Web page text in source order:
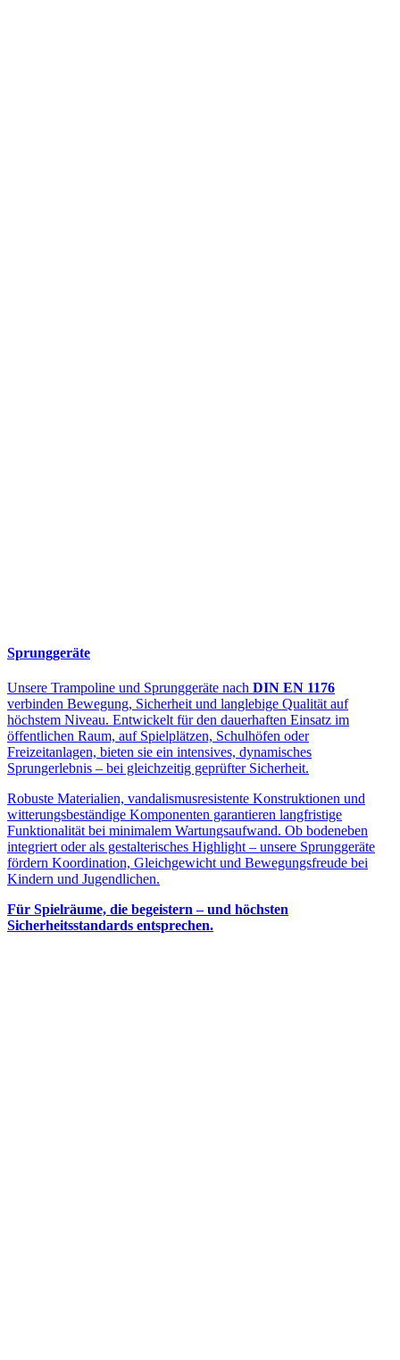
Sprunggeräte
Unsere Trampoline und Sprunggeräte nach DIN EN 1176
verbinden Bewegung, Sicherheit und langlebige Qualität auf
höchstem Niveau. Entwickelt für den dauerhaften Einsatz im
öffentlichen Raum, auf Spielplätzen, Schulhöfen oder
Freizeitanlagen, bieten sie ein intensives, dynamisches
Sprungerlebnis – bei gleichzeitig geprüfter Sicherheit.
Robuste Materialien, vandalismusresistente Konstruktionen und
witterungsbeständige Komponenten garantieren langfristige
Funktionalität bei minimalem Wartungsaufwand. Ob bodeneben
integriert oder als gestalterisches Highlight – unsere Sprunggeräte
fördern Koordination, Gleichgewicht und Bewegungsfreude bei
Kindern und Jugendlichen.
Für Spielräume, die begeistern – und höchsten
Sicherheitsstandards entsprechen.